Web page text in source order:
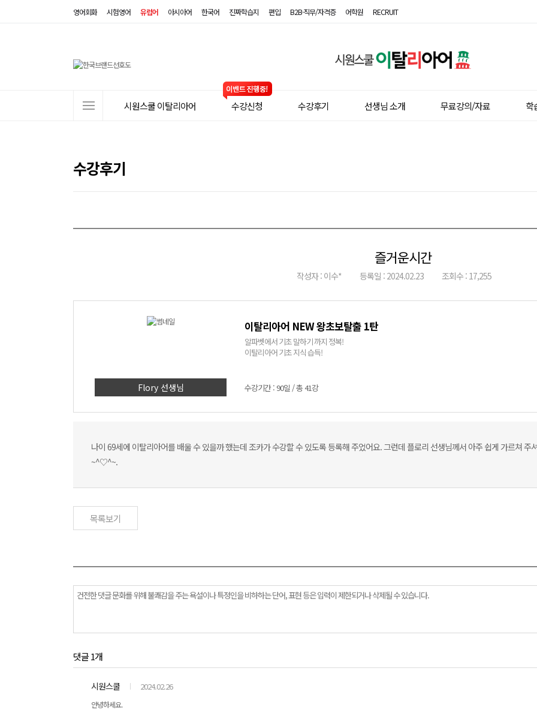
영어회화 시험영어 유럽어 아시아어 한국어 진짜학습지 편입 B2B·직무/자격증 어학원 RECRUIT
원
쿨
뉴
시원스쿨 이탈리아어 수강신청 수강후기 선생님 소개 무료강의/자료 학
수강후기
즐거운시간
작성자 : 이수* 등록일 : 2024.02.23 조회수 : 17,255
Flory 선생님
이탈리아어 NEW 왕초보탈출 1탄
알파벳에서 기초 말하기 까지 정복!
이탈리아어 기초 지식 습득!
수강기간 : 90일 / 총 41강
나이 69세에 이탈리아어를 배울 수 있을까 했는데 조카가 수강할 수 있도록 등록해 주었어요. 그런데 플로리 선생님께서 아주 쉽게 가르쳐
~^♡^~.
목록보기
댓글 1개
시원스쿨 2024.02.26
안녕하세요.